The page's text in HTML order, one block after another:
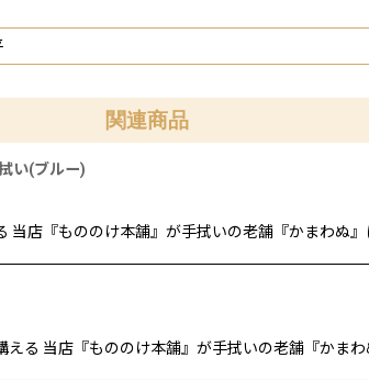
関連商品
い(ブルー)
店『もののけ本舗』が手拭いの老舗『かまわぬ
る 当店『もののけ本舗』が手拭いの老舗『かま